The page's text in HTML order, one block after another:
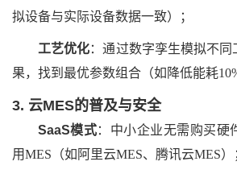
拟设备与实际设备数据一致）；
工艺优化：通过数字孪生模拟不
果，找到最优参数组合（如降低能耗
3. 云MES的普及与安全
SaaS模式：中小企业无需购买硬
用MES（如阿里云MES、腾讯云MES）